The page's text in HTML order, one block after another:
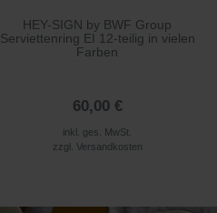
HEY-SIGN by BWF Group
Serviettenring EI 12-teilig in vielen
Farben
60,00 €
inkl. ges. MwSt.
zzgl. Versandkosten